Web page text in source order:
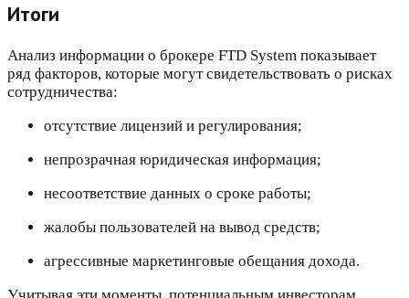
Итоги
Анализ информации о брокере FTD System показывает
ряд факторов, которые могут свидетельствовать о рисках
сотрудничества:
отсутствие лицензий и регулирования;
непрозрачная юридическая информация;
несоответствие данных о сроке работы;
жалобы пользователей на вывод средств;
агрессивные маркетинговые обещания дохода.